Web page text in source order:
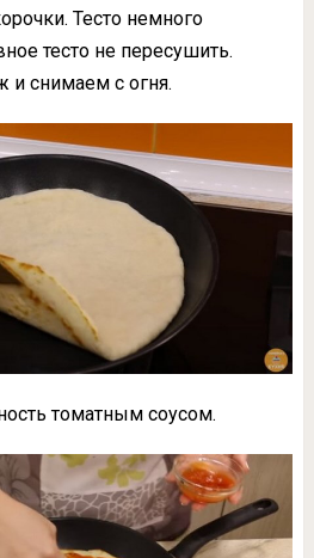
Тесто немного
тесто не пересушить.
и снимаем с огня.
томатным соусом.